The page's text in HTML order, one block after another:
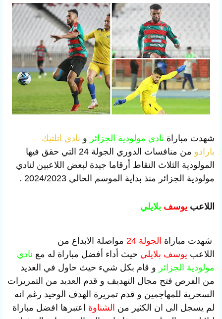
شهدت مباراة نادي مولودية الجزائر و نادي اتلتيك
بارادو
من منافسات الدوري الجولة 24 التي حقق فيها
المولودية الثلاث النقاط أرقاما جيدة لبعض اللاعبين لنادي
مولودية الجزائر منذ بداية الموسم الحالي 2024/2023 .
اللاعب يوسف بلايلي
شهدت مباراة الجولة 24
مواصلة الابداع من
اللاعب يوسف بلايلي حيث أداء أفضل مباراة له مع نادي
مولودية الجزائر و قام بكل شيء حيث حاول في العديد
من الفرص فتح مجال التهديف و قدم العديد من التمريرات
السحرية للمهاجمين و قدم تمريرة الهدف الوحيد رغم انه
لم يسجل الى ان الكثير من الشناوة
اعتبرها افضل مباراة